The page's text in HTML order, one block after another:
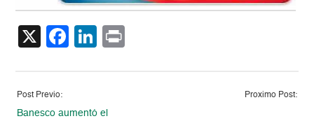
X Facebook
LinkedIn
Post Previo:
Banesco aumentó el
Proximo Post: